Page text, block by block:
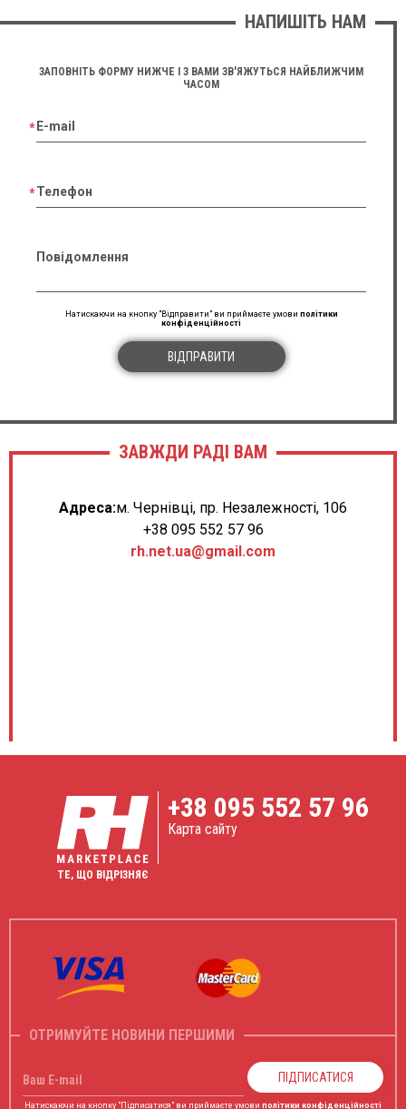
НАПИШІТЬ НАМ
ЗАПОВНІТЬ ФОРМУ НИЖЧЕ І З ВАМИ ЗВ'ЯЖУТЬСЯ НАЙБЛИЖЧИМ
ЧАСОМ
E-mail
Телефон
Повідомлення
Натискаючи на кнопку "Відправити" ви приймаєте умови політики
конфіденційності
ВІДПРАВИТИ
ЗАВЖДИ РАДІ ВАМ
Адреса:м. Чернівці, пр. Незалежності, 106
+38 095 552 57 96
rh.net.ua@gmail.com
ТЕ, ЩО ВІДРІЗНЯЄ
+38 095 552 57 96
Карта сайту
ОТРИМУЙТЕ НОВИНИ ПЕРШИМИ
Ваш E-mail ПІДПИСАТИСЯ
Натискаючи на кнопку "Підписатися" ви приймаєте умови політики конфіденційності